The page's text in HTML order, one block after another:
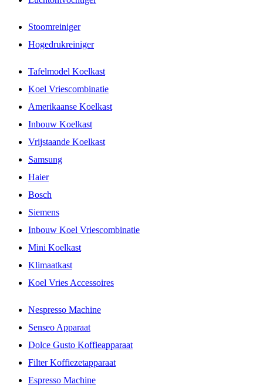
Stoomreiniger
Hogedrukreiniger
Tafelmodel Koelkast
Koel Vriescombinatie
Amerikaanse Koelkast
Inbouw Koelkast
Vrijstaande Koelkast
Samsung
Haier
Bosch
Siemens
Inbouw Koel Vriescombinatie
Mini Koelkast
Klimaatkast
Koel Vries Accessoires
Nespresso Machine
Senseo Apparaat
Dolce Gusto Koffieapparaat
Filter Koffiezetapparaat
Espresso Machine